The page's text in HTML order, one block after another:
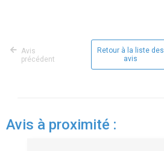
Avis
précédent
Retour à la liste des
avis
Avis à proximité :